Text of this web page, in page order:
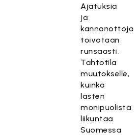
Ajatuksia
ja
kannanottoja
toivotaan
runsaasti.
Tahtotila
muutokselle,
kuinka
lasten
monipuolista
liikuntaa
Suomessa